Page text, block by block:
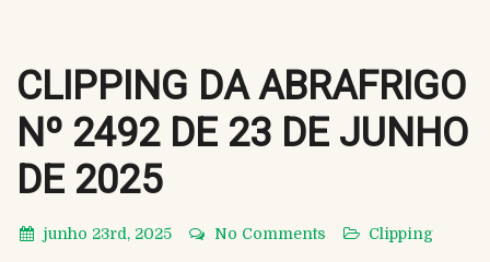
CLIPPING DA ABRAFRIGO
Nº 2492 DE 23 DE JUNHO
DE 2025
junho 23rd, 2025 No Comments Clipping